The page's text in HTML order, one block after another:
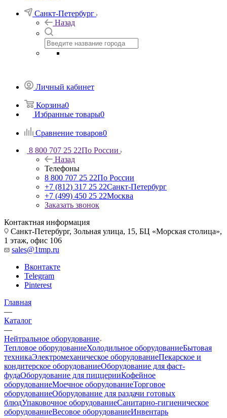
Санкт-Петербург
Назад
Личный кабинет
Корзина0
Избранные товары0
Сравнение товаров0
8 800 707 25 22По России
Назад
Телефоны
8 800 707 25 22По России
+7 (812) 317 25 22Санкт-Петербург
+7 (499) 450 25 22Москва
Заказать звонок
Контактная информация
Санкт-Петербург, Зольная улица, 15, БЦ «Морская столица»,
1 этаж, офис 106
sales@1tmp.ru
Вконтакте
Telegram
Pinterest
Главная
—
Каталог
—
Нейтральное оборудование
Тепловое оборудованиеХолодильное оборудованиеБытовая
техникаЭлектромеханическое оборудованиеПекарское и
кондитерское оборудованиеОборудование для фаст-
фудаОборудование для пиццерииКофейное
оборудованиеМоечное оборудованиеТорговое
оборудованиеОборудование для раздачи готовых
блюдУпаковочное оборудованиеСанитарно-гигиеническое
оборудованиеВесовое оборудованиеИнвентарь